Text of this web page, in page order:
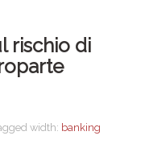
rischio di
width: banking